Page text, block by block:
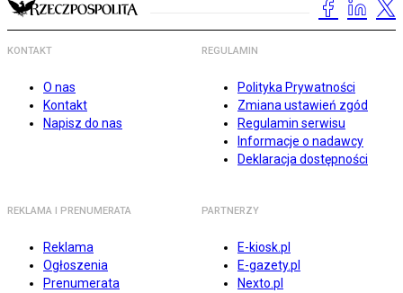
KONTAKT
O nas
Kontakt
Napisz do nas
REGULAMIN
Polityka Prywatności
Zmiana ustawień zgód
Regulamin serwisu
Informacje o nadawcy
Deklaracja dostępności
REKLAMA I PRENUMERATA
Reklama
Ogłoszenia
Prenumerata
PARTNERZY
E-kiosk.pl
E-gazety.pl
Nexto.pl